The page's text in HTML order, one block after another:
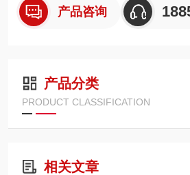
产品咨询
产品分类
PRODUCT CLASSIFICATION
相关文章